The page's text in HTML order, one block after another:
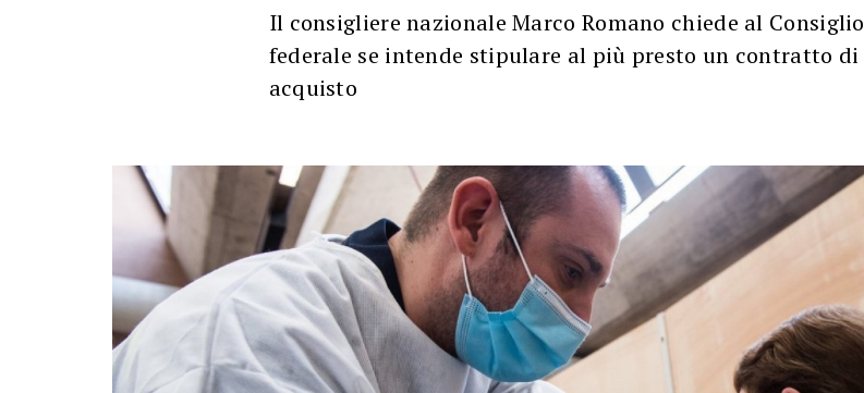
Il consigliere nazionale Marco Romano chiede al Consiglio
federale se intende stipulare al più presto un contratto di
acquisto